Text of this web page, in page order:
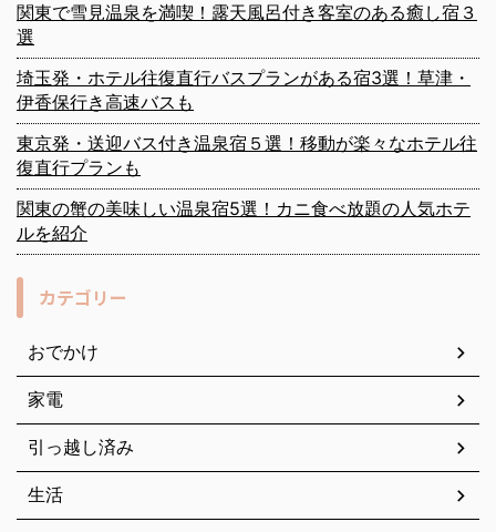
関東で雪見温泉を満喫！露天風呂付き客室のある癒し宿３
選
埼玉発・ホテル往復直行バスプランがある宿3選！草津・
伊香保行き高速バスも
東京発・送迎バス付き温泉宿５選！移動が楽々なホテル往
復直行プランも
関東の蟹の美味しい温泉宿5選！カニ食べ放題の人気ホテ
ルを紹介
カテゴリー
おでかけ
家電
引っ越し済み
生活